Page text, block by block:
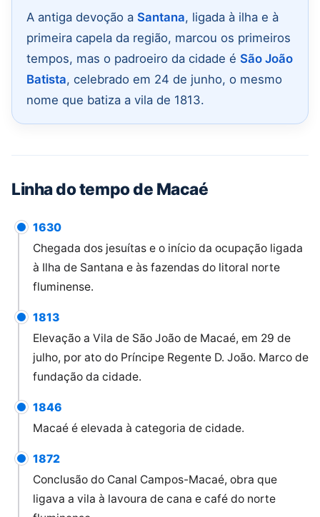
A antiga devoção a Santana, ligada à ilha e à
primeira capela da região, marcou os primeiros
tempos, mas o padroeiro da cidade é São João
Batista, celebrado em 24 de junho, o mesmo
nome que batiza a vila de 1813.
Linha do tempo de Macaé
1630
Chegada dos jesuítas e o início da ocupação ligada
à Ilha de Santana e às fazendas do litoral norte
fluminense.
1813
Elevação a Vila de São João de Macaé, em 29 de
julho, por ato do Príncipe Regente D. João. Marco de
fundação da cidade.
1846
Macaé é elevada à categoria de cidade.
1872
Conclusão do Canal Campos-Macaé, obra que
ligava a vila à lavoura de cana e café do norte